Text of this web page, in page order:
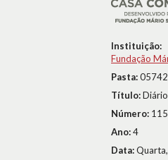
Instituição:
Fundação
Pasta:
Título:
Número:
Ano:4
Data: